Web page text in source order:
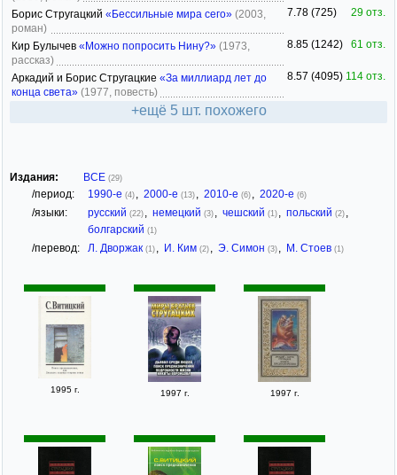
Борис Стругацкий «Бессильные мира сего» (2003,
роман)
7.78 (725) 29 отз.
Кир Булычев «Можно попросить Нину?» (1973,
рассказ)
8.85 (1242) 61 отз.
Аркадий и Борис Стругацкие «За миллиард лет до
конца света» (1977, повесть)
8.57 (4095) 114 отз.
+ещё 5 шт. похожего
Издания: ВСЕ (29)
/период: 1990-е (4) , 2000-е (13) , 2010-е (6) , 2020-е (6)
/языки: русский (22) , немецкий (3) , чешский (1) , польский (2) ,
болгарский (1)
/перевод: Л. Дворжак (1) , И. Ким (2) , Э. Симон (3) , М. Стоев (1)
1995 г. 1997 г. 1997 г.